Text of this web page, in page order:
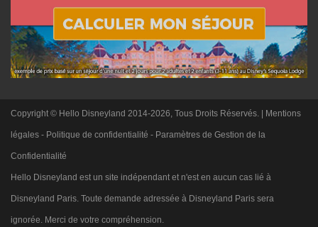
Copyright © Hello Disneyland 2014-2026, Tous Droits Réservés. | Mentions
légales - Politique de confidentialité - Paramètres de Gestion de la
Confidentialité
Hello Disneyland est un site indépendant et n'est en aucun cas lié à
Disneyland Paris. Toute demande adressée à Disneyland Paris sera
ignorée. Merci de votre compréhension.